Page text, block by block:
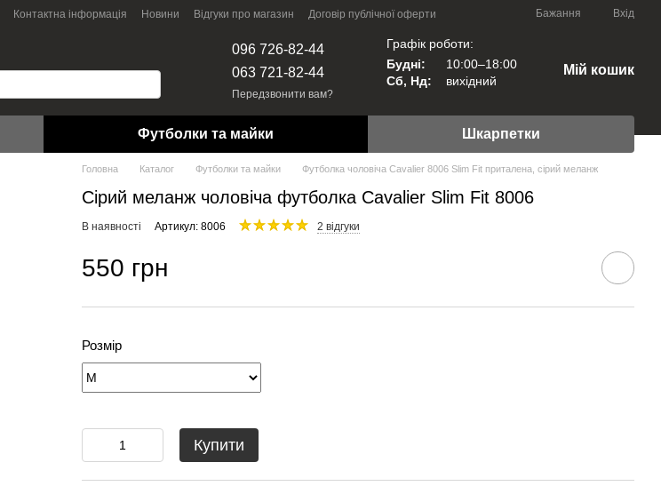
Контактна інформація Новини Відгуки про магазин Договір публічної оферти Бажання Вхід
096 726-82-44
063 721-82-44
Передзвонити вам?
Графік роботи:
Будні:
10:00–18:00
Сб, Нд:
вихідний
Мій кошик
Футболки та майки Шкарпетки
Головна Каталог Футболки та майки Футболка чоловіча Cavalier 8006 Slim Fit приталена, сірий меланж
Сірий меланж чоловіча футболка Сavalier Slim Fit 8006
В наявності Артикул: 8006 2 відгуки
550 грн
Розмір
Купити